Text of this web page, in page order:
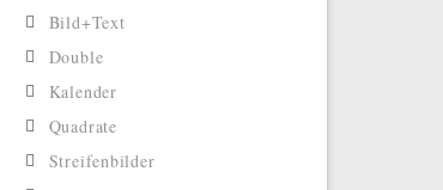
Bild+Text
Double
Kalender
Quadrate
Streifenbilder